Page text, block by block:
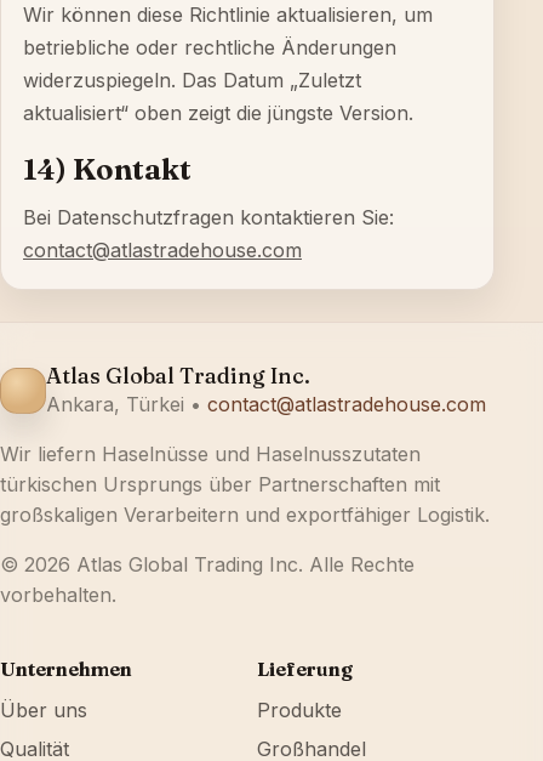
Wir können diese Richtlinie aktualisieren, um
betriebliche oder rechtliche Änderungen
widerzuspiegeln. Das Datum „Zuletzt
aktualisiert“ oben zeigt die jüngste Version.
14) Kontakt
Bei Datenschutzfragen kontaktieren Sie:
contact@atlastradehouse.com
Atlas Global Trading Inc.
Ankara, Türkei • contact@atlastradehouse.com
Wir liefern Haselnüsse und Haselnusszutaten
türkischen Ursprungs über Partnerschaften mit
großskaligen Verarbeitern und exportfähiger Logistik.
© 2026 Atlas Global Trading Inc. Alle Rechte
vorbehalten.
Unternehmen
Über uns
Qualität
Lieferung
Produkte
Großhandel